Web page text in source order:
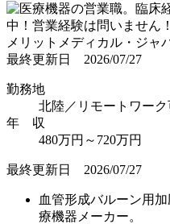
メリットメディカル・ジャ
最終更新日 2026/07/27
勤務地
北陸／リモートワー
年 収
480万円～720万円
最終更新日 2026/07/27
血管形成バルーン用
療機器メーカー。